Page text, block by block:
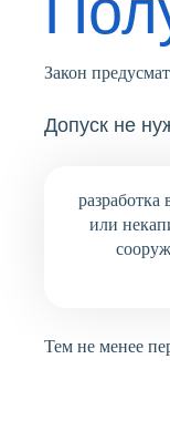
Закон
Допуск не
или
Тем не менее